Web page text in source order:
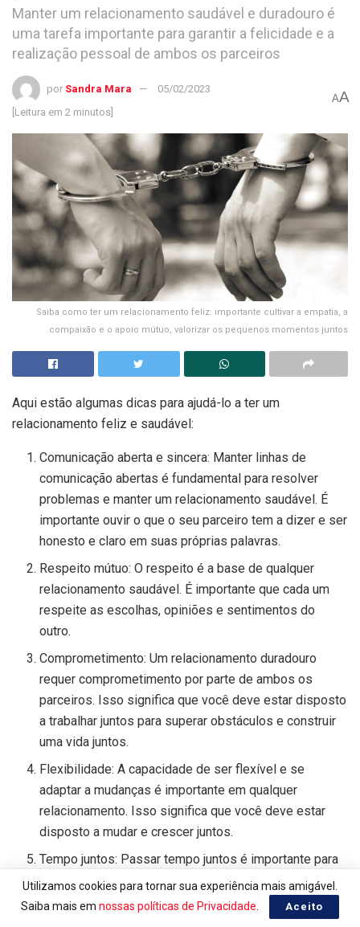
Manter um relacionamento saudável e duradouro é
uma tarefa importante para garantir a felicidade e a
realização pessoal de ambos os parceiros
por Sandra Mara
05/02/2023
[Leitura em 2 minutos]
AA
Saiba como ter um relacionamento feliz: importante cultivar a empatia, a
compaixão e o apoio mútuo, valorizar os pequenos momentos juntos
Aqui estão algumas dicas para ajudá-lo a ter um
relacionamento feliz e saudável:
Comunicação aberta e sincera: Manter linhas de
comunicação abertas é fundamental para resolver
problemas e manter um relacionamento saudável. É
importante ouvir o que o seu parceiro tem a dizer e ser
honesto e claro em suas próprias palavras.
Respeito mútuo: O respeito é a base de qualquer
relacionamento saudável. É importante que cada um
respeite as escolhas, opiniões e sentimentos do
outro.
Comprometimento: Um relacionamento duradouro
requer comprometimento por parte de ambos os
parceiros. Isso significa que você deve estar disposto
a trabalhar juntos para superar obstáculos e construir
uma vida juntos.
Flexibilidade: A capacidade de ser flexível e se
adaptar a mudanças é importante em qualquer
relacionamento. Isso significa que você deve estar
disposto a mudar e crescer juntos.
Tempo juntos: Passar tempo juntos é importante para
construir laços e fortalecer seu relacionamento. Isso
pode incluir atividades como viagens, jantares ou
Utilizamos cookies para tornar sua experiência mais amigável.
Saiba mais em nossas políticas de Privacidade Aceito